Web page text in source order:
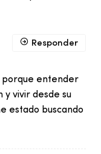
porque entender
y vivir desde su
estado buscando
Responder